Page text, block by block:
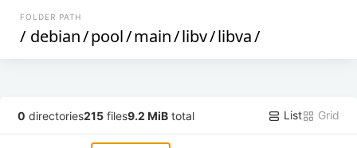
FOLDER PATH
/ debian/pool/main/libv/libva/
0 directories215 files9.2 MiB total List Grid